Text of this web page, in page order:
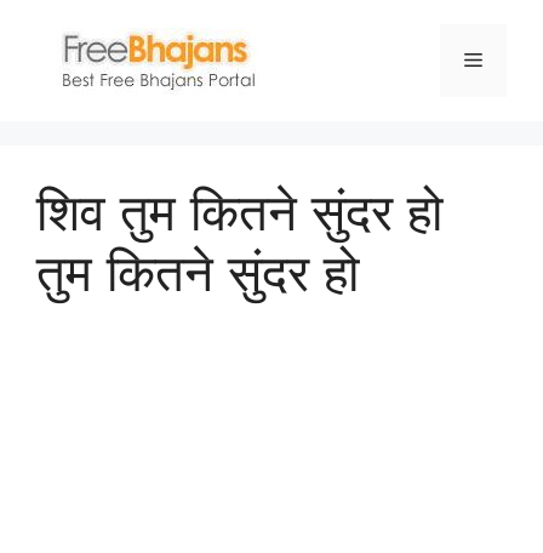
content
Menu
शिव तुम कितने सुंदर हो
तुम कितने सुंदर हो